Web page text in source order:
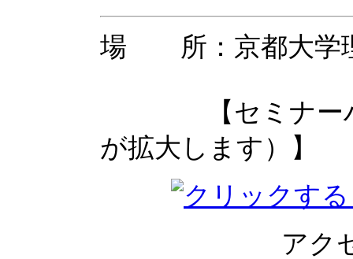
場 所：京都大学
【セミナーハウ
が拡大します）】
アクセス